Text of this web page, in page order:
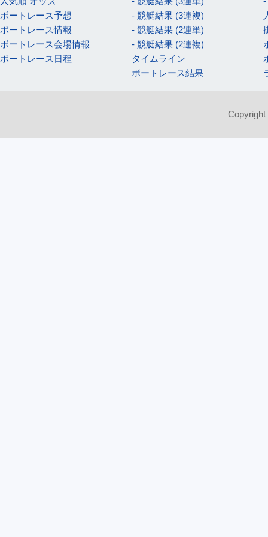
ボートレース予想
ボートレース情報
ボートレース会場情報
ボートレース日程
- 競艇結果 (3連複)
- 競艇結果 (2連単)
- 競艇結果 (2連複)
タイムライン
ボートレース結果